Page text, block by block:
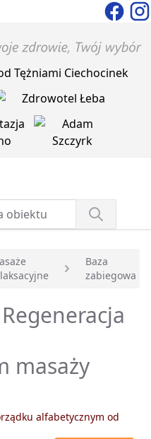
Baza
zabiegowa
masaży
alfabetycznym od